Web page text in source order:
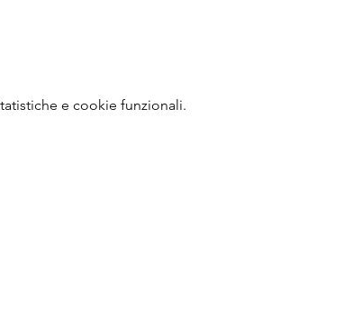
e cookie funzionali.